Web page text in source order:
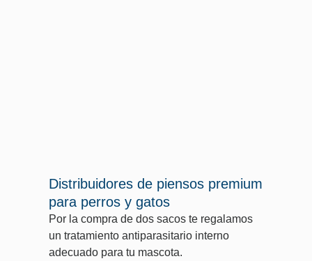
Distribuidores de piensos premium
para perros y gatos
Por la compra de dos sacos te regalamos
un tratamiento antiparasitario interno
adecuado para tu mascota.